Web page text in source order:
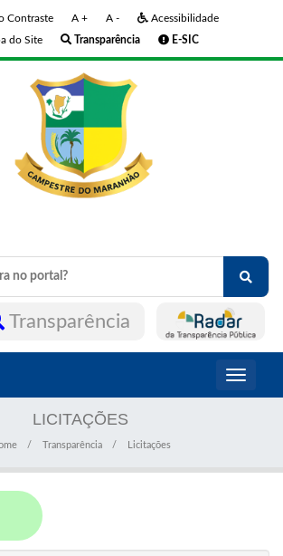
Contraste A + A -
Acessibilidade
do Site
Transparência E-SIC
Transparência
Toggle
LICITAÇÕES
Transparência Licitações